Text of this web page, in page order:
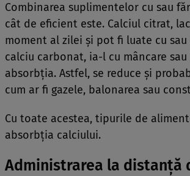
Combinarea suplimentelor cu sau
cât de eficient este. Calciul citrat,
moment al zilei și pot fi luate cu
calciu carbonat, ia-l cu mâncare
absorbția. Astfel, se reduce și
cum ar fi gazele, balonarea sau
Cu toate acestea, tipurile de
absorbția calciului.
Administrarea la distanță